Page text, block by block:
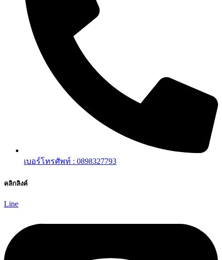
เบอร์โทรศัพท์ : 0898327793
คลิกลิงค์
Line